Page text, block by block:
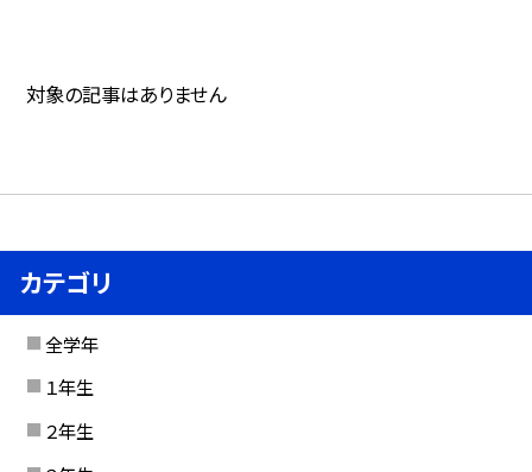
対象の記事はありません
カテゴリ
全学年
１年生
２年生